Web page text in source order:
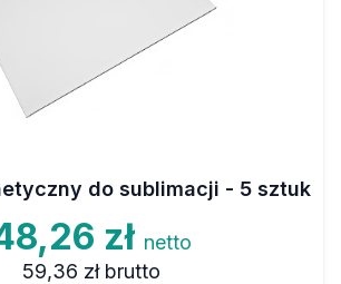
do sublimacji - 5 sztuk
zł netto
59,36 zł brutto